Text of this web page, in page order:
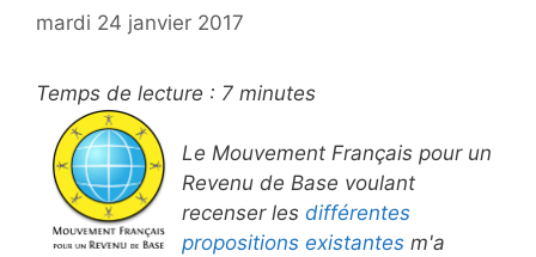
mardi 24 janvier 2017
Temps de lecture : 7 minutes
Le Mouvement Français pour un
Revenu de Base voulant
recenser les différentes
propositions existantes m'a